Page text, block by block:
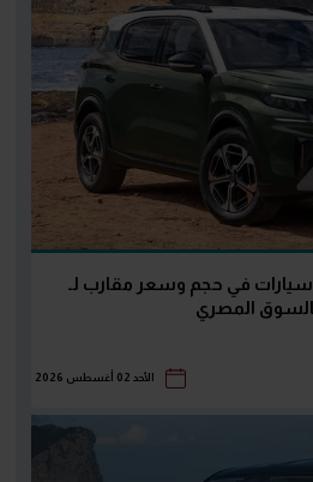
بعد إطلاقها الرسمي.. 7 سيارات في حجم وسعر مقارب لـ
الأحد 02 أغسطس 2026